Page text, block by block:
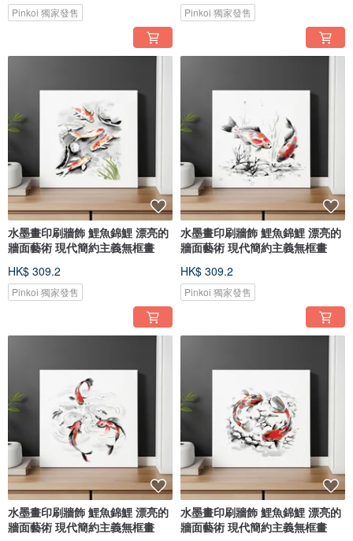
Pinkoi 獨家發售 Pinkoi 獨家發售
水墨畫印刷牆飾 鯉魚錦鯉 漂亮的
牆面藝術 現代簡約主義無框畫
HK$ 309.2
Pinkoi 獨家發售
水墨畫印刷牆飾 鯉魚錦鯉 漂亮的
牆面藝術 現代簡約主義無框畫
HK$ 309.2
Pinkoi 獨家發售
水墨畫印刷牆飾 鯉魚錦鯉 漂亮的
牆面藝術 現代簡約主義無框畫
水墨畫印刷牆飾 鯉魚錦鯉 漂亮的
牆面藝術 現代簡約主義無框畫